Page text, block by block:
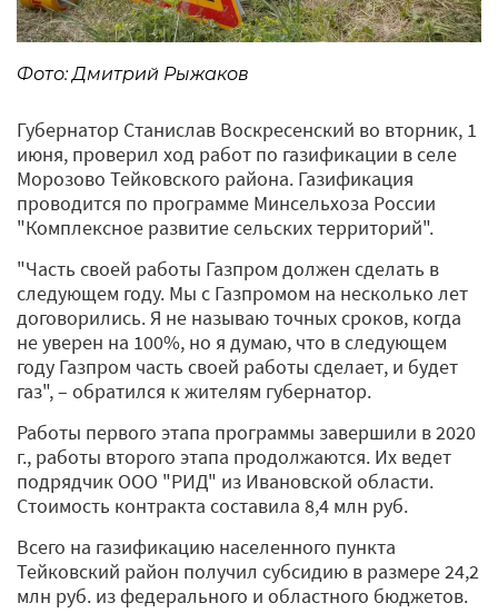
Фото: Дмитрий Рыжаков
Губернатор Станислав Воскресенский во вторник, 1
июня, проверил ход работ по газификации в селе
Морозово Тейковского района. Газификация
проводится по программе Минсельхоза России
"Комплексное развитие сельских территорий".
"Часть своей работы Газпром должен сделать в
следующем году. Мы с Газпромом на несколько лет
договорились. Я не называю точных сроков, когда
не уверен на 100%, но я думаю, что в следующем
году Газпром часть своей работы сделает, и будет
газ", – обратился к жителям губернатор.
Работы первого этапа программы завершили в 2020
г., работы второго этапа продолжаются. Их ведет
подрядчик ООО "РИД" из Ивановской области.
Стоимость контракта составила 8,4 млн руб.
Всего на газификацию населенного пункта
Тейковский район получил субсидию в размере 24,2
млн руб. из федерального и областного бюджетов.